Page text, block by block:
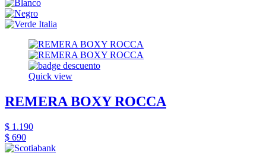
Quick view
REMERA BOXY ROCCA
$ 1.190
$ 690